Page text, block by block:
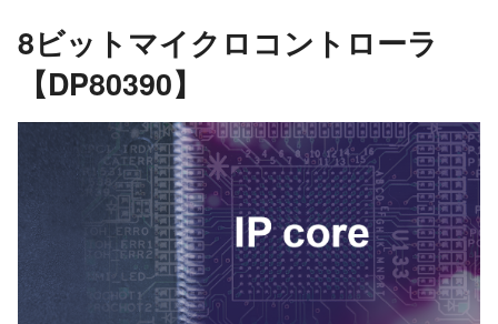
8ビットマイクロコントローラ
【DP80390】